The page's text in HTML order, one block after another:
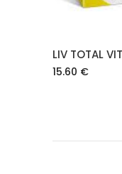
LIV TOTAL
15.60 €